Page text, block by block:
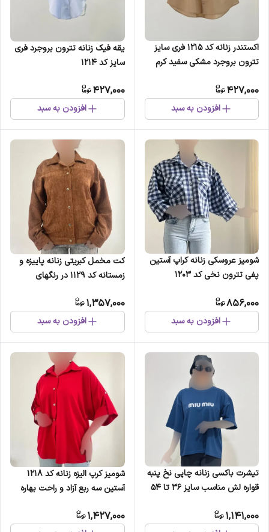
اکستندر زنانه کد 1215 فری سایز
تترون بروجرد مشکی سفید کرم
427,000
افزودن به سبد
یقه فیک زنانه تترون بروجرد فری
سایز کد 1214
427,000
افزودن به سبد
شومیز عروسکی زنانه کراپ آستین
پفی تترون نخی کد 1203
856,000
افزودن به سبد
کت مخمل کبریتی زنانه پاییزه و
زمستانه کد 1129 در رنگهای
1,357,000
افزودن به سبد
تیشرت باکسی زنانه چاپی نخ پنبه
قواره لش مناسب سایز 36 تا 54
1,141,000
شومیز کرپ الیزه زنانه کد 1218
آستین سه ربع آزاد و راحت بهاره
1,427,000